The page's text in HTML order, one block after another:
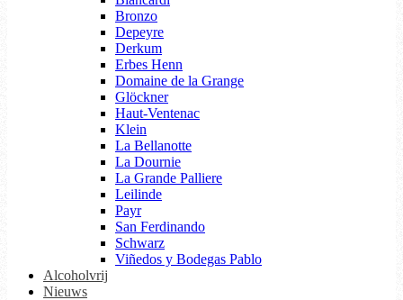
Bronzo
Depeyre
Derkum
Erbes Henn
Domaine de la Grange
Glöckner
Haut-Ventenac
Klein
La Bellanotte
La Dournie
La Grande Palliere
Leilinde
Payr
San Ferdinando
Schwarz
Viñedos y Bodegas Pablo
Alcoholvrij
Nieuws